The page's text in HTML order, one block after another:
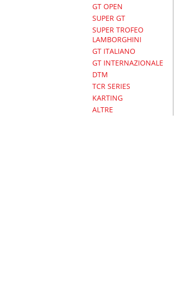
GT OPEN
SUPER GT
SUPER TROFEO
LAMBORGHINI
GT ITALIANO
GT INTERNAZIONALE
DTM
TCR SERIES
KARTING
ALTRE